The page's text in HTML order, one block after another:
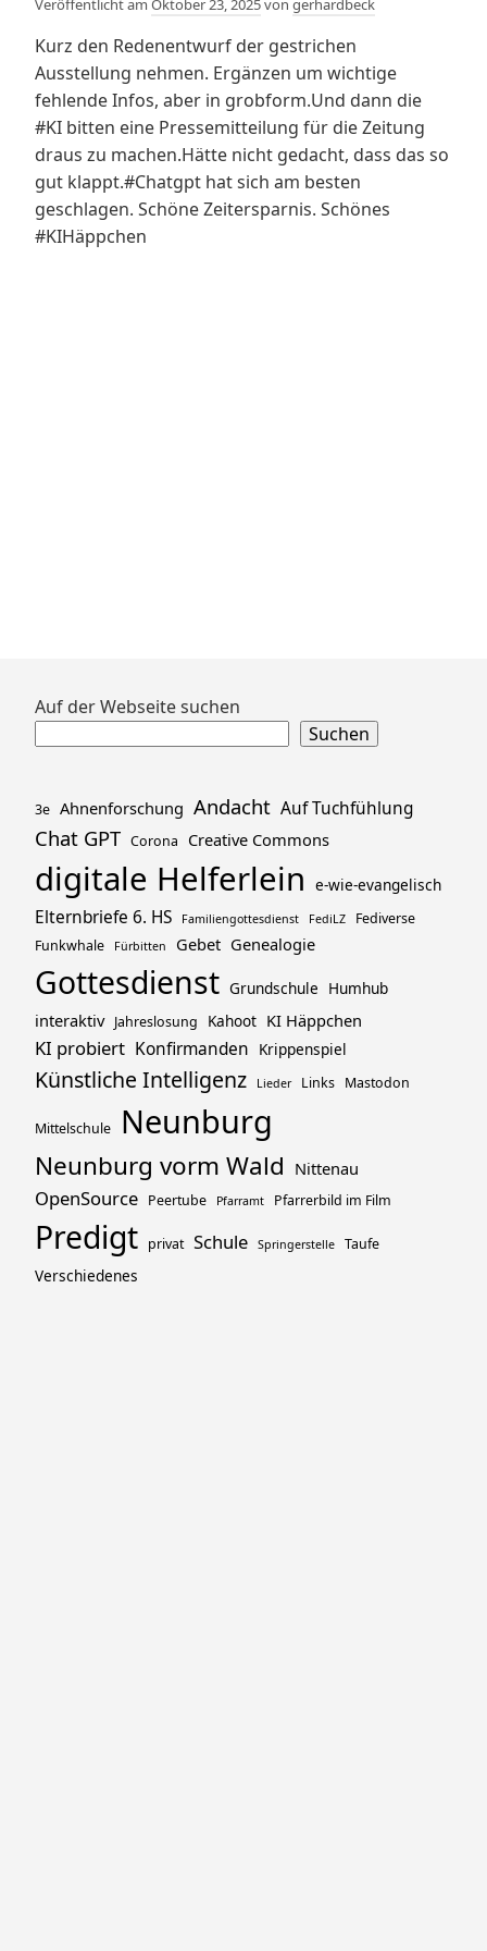
Veröffentlicht am Oktober 23, 2025von gerhardbeck
Kurz den Redenentwurf der gestrichen
Ausstellung nehmen. Ergänzen um wichtige
fehlende Infos, aber in grobform.Und dann die
#KI bitten eine Pressemitteilung für die Zeitung
draus zu machen.Hätte nicht gedacht, dass das so
gut klappt.#Chatgpt hat sich am besten
geschlagen. Schöne Zeitersparnis. Schönes
#KIHäppchen
Zum
Auf der Webseite suchen
Suchen
3e Ahnenforschung Andacht Auf Tuchfühlung
Chat GPT Corona Creative Commons
digitale Helferlein e-wie-evangelisch
Elternbriefe 6. HS Familiengottesdienst FediLZ
Fediverse
Funkwhale
Fürbitten Gebet Genealogie
Gottesdienst Grundschule Humhub
interaktiv Jahreslosung Kahoot KI Häppchen
KI probiert Konfirmanden Krippenspiel
Künstliche Intelligenz Lieder Links Mastodon
Mittelschule Neunburg
Neunburg vorm Wald Nittenau
OpenSource Peertube Pfarramt Pfarrerbild im Film
Predigt privat Schule Springerstelle Taufe
Verschiedenes